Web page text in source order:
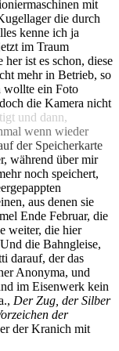
mit
die durch
kenne ich ja
im Traum
ist es schon, diese
mehr in Betrieb, so
wollte ein Foto
die Kamera nicht
und dann,
wenn wieder
der Speicherkarte
während über mir
noch speichert,
aus denen sie
Ende Februar, die
weiter, die hier
die Bahngleise,
darauf, der das
Anonyma, und
im Eisenwerk kein
Der Zug, der Silber
der
der Kranich mit